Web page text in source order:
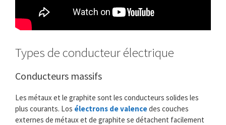
Types de conducteur électrique
Conducteurs massifs
Les métaux et le graphite sont les conducteurs solides les
plus courants. Los électrons de valencedes couches
externes de métaux et de graphite se détachent facilement